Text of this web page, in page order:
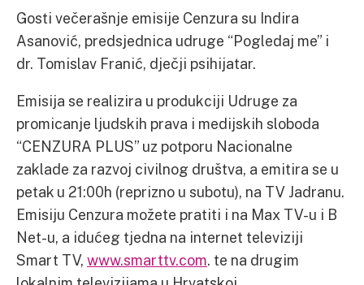
Gosti večerašnje emisije Cenzura su Indira
Asanović, predsjednica udruge “Pogledaj me” i
dr. Tomislav Franić, dječji psihijatar.
Emisija se realizira u produkciji Udruge za
promicanje ljudskih prava i medijskih sloboda
“CENZURA PLUS” uz potporu Nacionalne
zaklade za razvoj civilnog društva, a emitira se u
petak u 21:00h (reprizno u subotu), na TV Jadranu.
Emisiju Cenzura možete pratiti i na Max TV-u i B
Net-u, a idućeg tjedna na internet televiziji
Smart TV, www.smarttv.com. te na drugim